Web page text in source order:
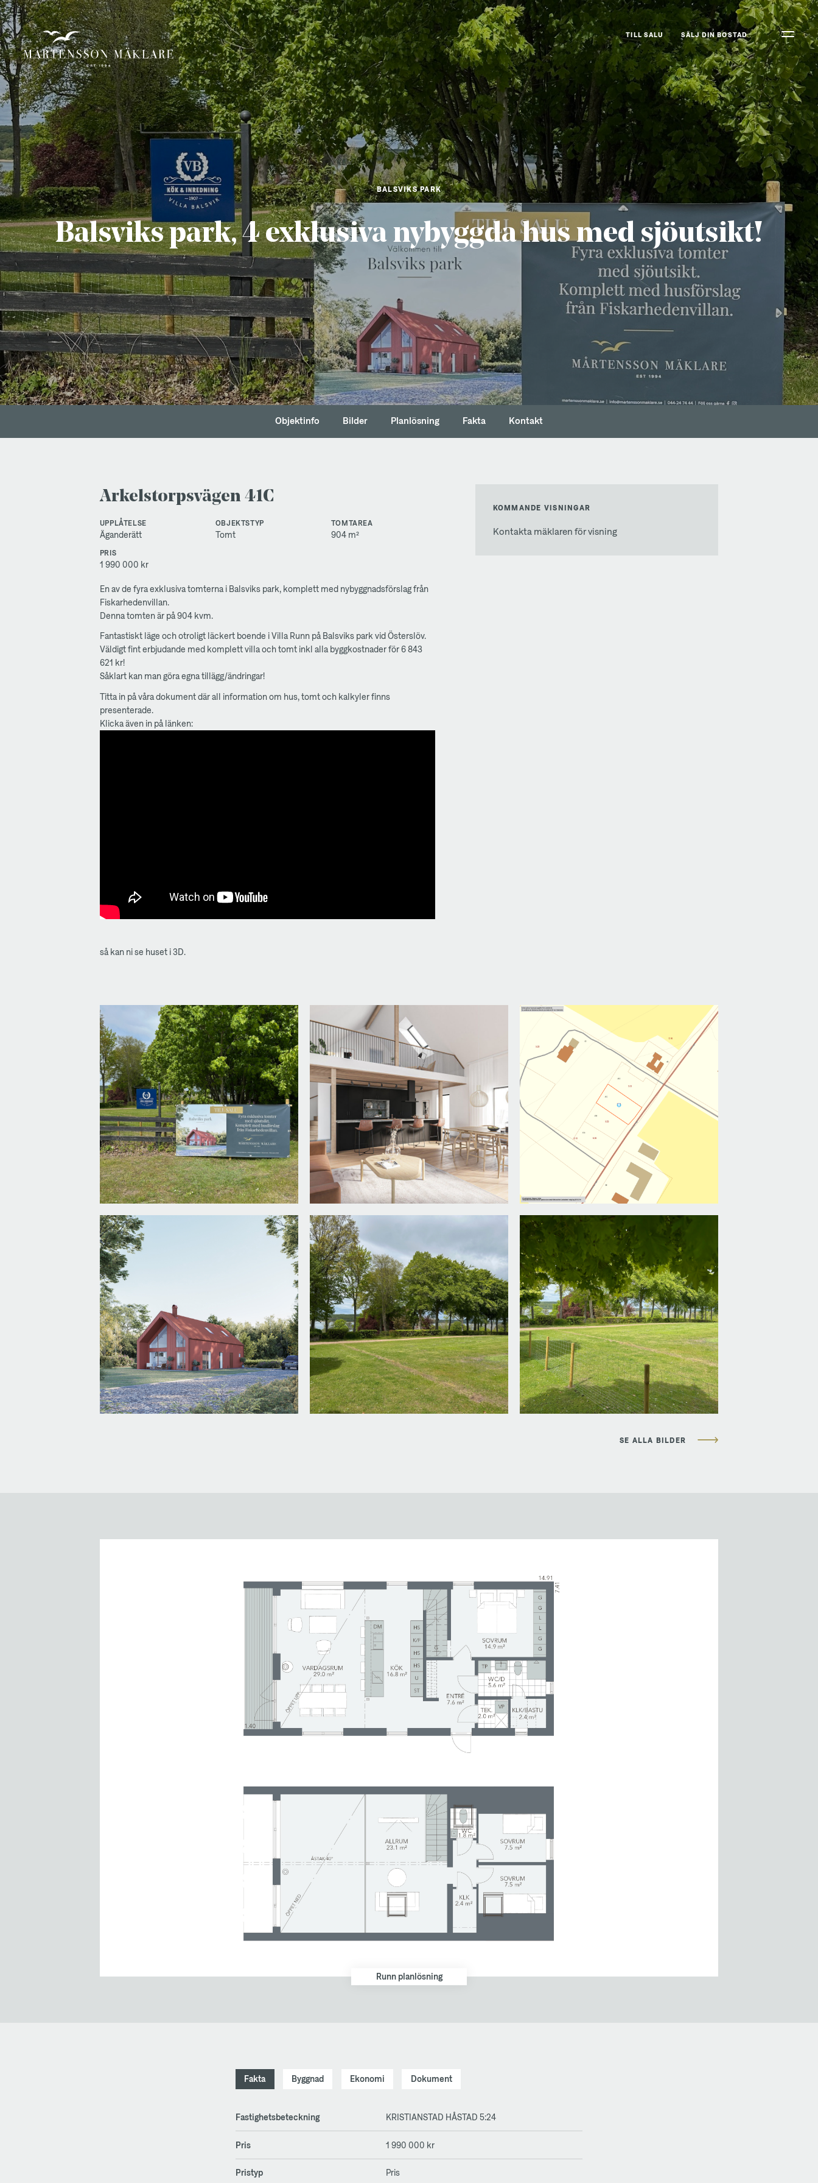
TILL SALU SÄLJ DIN BOSTAD
BALSVIKS PARK
Balsviks park, 4 exklusiva nybyggda hus med sjöutsikt!
Objektinfo Bilder Planlösning Fakta Kontakt
Arkelstorpsvägen 41C
UPPLÅTELSE
Äganderätt
OBJEKTSTYP
Tomt
TOMTAREA
904 m²
PRIS
1 990 000 kr
En av de fyra exklusiva tomterna i Balsviks park, komplett med nybyggnadsförslag från
Fiskarhedenvillan.
Denna tomten är på 904 kvm.
Fantastiskt läge och otroligt läckert boende i Villa Runn på Balsviks park vid Österslöv.
Väldigt fint erbjudande med komplett villa och tomt inkl alla byggkostnader för 6 843
621 kr!
Såklart kan man göra egna tillägg/ändringar!
Titta in på våra dokument där all information om hus, tomt och kalkyler finns
presenterade.
Klicka även in på länken:
så kan ni se huset i 3D.
KOMMANDE VISNINGAR
Kontakta mäklaren för visning
SE ALLA BILDER
Runn planlösning
Fakta Byggnad Ekonomi Dokument
Fastighetsbeteckning KRISTIANSTAD HÅSTAD 5:24
Pris 1 990 000 kr
Pristyp Pris